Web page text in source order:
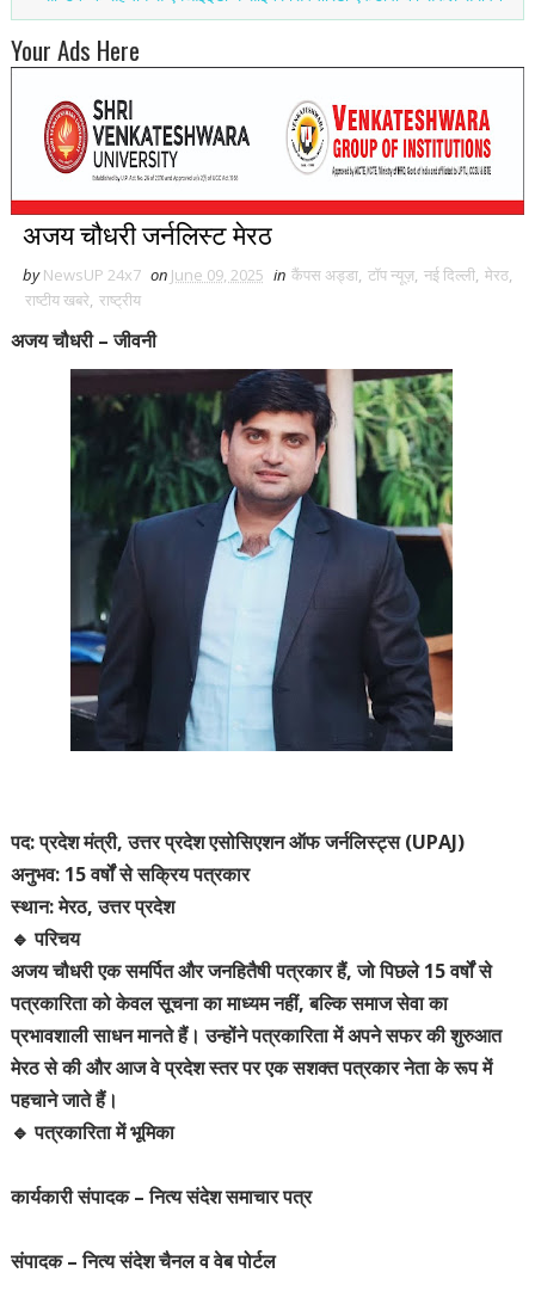
Your Ads Here
अजय चौधरी जर्नलिस्ट मेरठ
by NewsUP 24x7 on June 09, 2025 in कैंपस अड्डा, टॉप न्यूज़, नई द‍िल्ली, मेरठ,
राष्टीय खबरे, राष्ट्रीय
अजय चौधरी – जीवनी
पद: प्रदेश मंत्री, उत्तर प्रदेश एसोसिएशन ऑफ जर्नलिस्ट्स (UPAJ)
अनुभव: 15 वर्षों से सक्रिय पत्रकार
स्थान: मेरठ, उत्तर प्रदेश
🔹 परिचय
अजय चौधरी एक समर्पित और जनहितैषी पत्रकार हैं, जो पिछले 15 वर्षों से
पत्रकारिता को केवल सूचना का माध्यम नहीं, बल्कि समाज सेवा का
प्रभावशाली साधन मानते हैं। उन्होंने पत्रकारिता में अपने सफर की शुरुआत
मेरठ से की और आज वे प्रदेश स्तर पर एक सशक्त पत्रकार नेता के रूप में
पहचाने जाते हैं।
🔹 पत्रकारिता में भूमिका
कार्यकारी संपादक – नित्य संदेश समाचार पत्र
संपादक – नित्य संदेश चैनल व वेब पोर्टल